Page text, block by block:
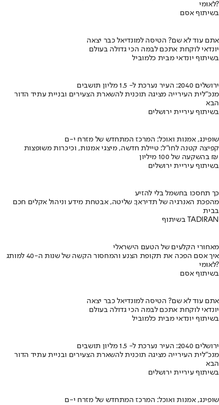
לאומי?
בשיתוף אסם
אתם עוד לא שם? הטיסה למונדיאל כבר יצאה
יונדאי לוקחת אתכם לבמה הכי גדולה בעולם
בשיתוף יונדאי מבית כלמוביל
ירושלים 2040: העיר נערכת ל- 1.5 מליון תושבים
מנכ"לית העירייה מציגה תוכנית להשארת הצעירים ובניית עתיד הדור
הבא
בשיתוף עיריית ירושלים
שופינג, אמנות ואוכל: המרכז המתחדש של מזרח י-ם
קפיצה קטנה לחו"ל: טיילת חדשה, מיצגי אמנות, וכיכרות משופצות
בהשקעה של 100 מיליון ₪
בשיתוף עיריית ירושלים
כך תחסכו בחשמל בלי להזיע
מהפכת האנרגיה של תדיראן: שליטה, אבטחת מידע וניהול אקלים חכם
בבית
בשיתוף TADIRAN
מאחורי הקלעים של הטעם הישראלי
איך אסם הפכה את תקופת הצנע והמחסור הקשה של שנות ה-40 למותג
לאומי?
בשיתוף אסם
אתם עוד לא שם? הטיסה למונדיאל כבר יצאה
יונדאי לוקחת אתכם לבמה הכי גדולה בעולם
בשיתוף יונדאי מבית כלמוביל
ירושלים 2040: העיר נערכת ל- 1.5 מליון תושבים
מנכ"לית העירייה מציגה תוכנית להשארת הצעירים ובניית עתיד הדור
הבא
בשיתוף עיריית ירושלים
שופינג, אמנות ואוכל: המרכז המתחדש של מזרח י-ם